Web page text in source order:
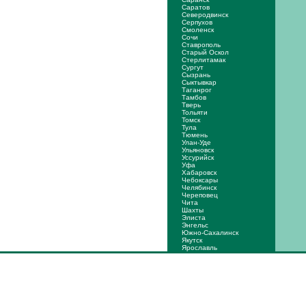
Саратов
Северодвинск
Серпухов
Смоленск
Сочи
Ставрополь
Старый Оскол
Стерлитамак
Сургут
Сызрань
Сыктывкар
Таганрог
Тамбов
Тверь
Тольяти
Томск
Тула
Тюмень
Улан-Уде
Ульяновск
Уссурийск
Уфа
Хабаровск
Чебоксары
Челябинск
Череповец
Чита
Шахты
Элиста
Энгельс
Южно-Сахалинск
Якутск
Ярослaвль